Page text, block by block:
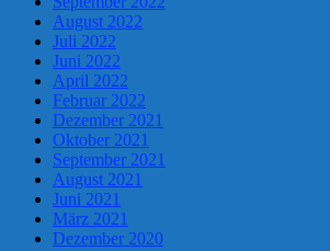
August 2022
Juli 2022
Juni 2022
April 2022
Februar 2022
Dezember 2021
Oktober 2021
September 2021
August 2021
Juni 2021
März 2021
Dezember 2020